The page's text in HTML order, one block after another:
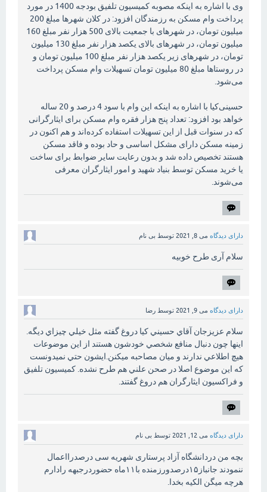
وی با اشاره به اینکه مصوبه کمیسیون تلفیق بودجه 1400 در مورد
پرداخت وام مسکن به رزمندگان افزود: در کلان شهرها مبلغ 200
میلیون تومان، در شهرهای با جمعیت بالای 500 هزار نفر مبلغ 160
میلیون تومان، در شهرهای بالای یکصد هزار نفر مبلغ 130 میلیون
تومان، در شهرهای زیر یکصد هزار نفر مبلغ 100 میلیون تومان و
در روستاها مبلغ 80 میلیون تومان تسهیلات وام مسکن پرداخت
می‌شود‌.
حسینی‌کیا با اشاره به اینکه این وام با سود 4 درصد و 20 ساله
خواهد بود افزود: تعداد پنج هزار فقره وام مسکن برای ایثارگرانی
که در سنوات قبل از این تسهیلات استفاده کرده‌اند و هم اکنون در
زمینه مسکن دارای مشکل اساسی و حاد بوده و فاقد مسکن
هستند تخصیص داده شد و بدون رعایت سایر ضوابط برای ساخت
یا خرید مسکن توسط بنیاد شهید و امور ایثارگران معرفی
می‌شوند.
دارای دیدگاه می 8, 2021 توسط بی نام
سلام آری طرح خوبیه
دارای دیدگاه می 9, 2021 توسط رضا
سلام عزيزجان آقاي حسيني كيا دروغ گفته مثل خيلي چيزاي ديگه.
اينها چون دنبال منافع شخصي خودشون هستند از اين موضوعات
هيچ اطلاعي ندارند و ميان مصاحبه ميكنن.ايشون حتي نميدونست
كه اين موضوع اصلا در صحن علني هم طرح نشده. كميسيون تلفيق
و فراكسيون ايثارگران هم دروغ گفتند.
دارای دیدگاه می 12, 2021 توسط بی نام
بچه من دردانشگاه آزاد پرستاری شهریه سی درصدرااعمال
ننمودند جانباز۱۵درصدورزمنده با۱۱ماه حضوردرجبهه رادارم
هرچه میگن الکیه بخدا.